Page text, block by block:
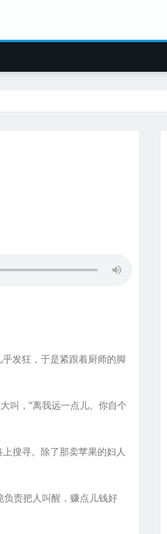
发狂，于是紧跟着厨师的脚
叫，“离我远一点儿。你自个
搜寻。除了那卖苹果的妇人
责把人叫醒，赚点儿钱好